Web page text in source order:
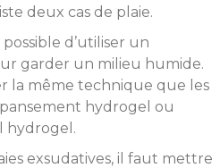
deux cas de plaie.
d’utiliser un
garder un milieu humide.
la même technique que les
hydrogel ou
hydrogel.
exsudatives, il faut mettre